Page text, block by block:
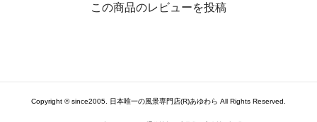
この商品のレビューを投稿
Copyright © since2005. 日本唯一の風景専門店(R)あゆわら All Rights Reserved.